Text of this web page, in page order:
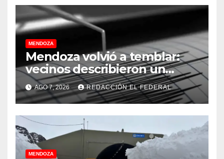
MENDOZA
Mendoza volvió a temblar:
vecinos describieron un
“sacudón” acompañado por
un fuerte estruendo
AGO 7, 2026 REDACCIÓN EL FEDERAL
MENDOZA